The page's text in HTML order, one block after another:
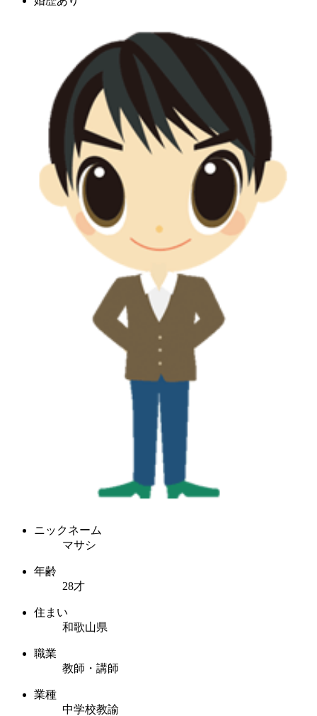
ニックネーム
マサシ
年齢
28才
住まい
和歌山県
職業
教師・講師
業種
中学校教諭